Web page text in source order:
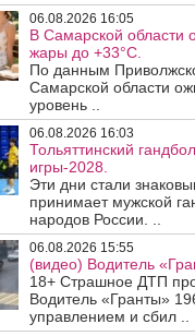
06.08.2026 16:05
В Самарской области
жары до +33°C.
По данным
Самарской области
уровень ..
06.08.2026 16:03
Тольяттинский
игры-2028.
Эти дни стали
принимает мужской
народов России. ..
06.08.2026 15:55
(видео) Водитель
18+ Страшное ДТП
Водитель «Гранты»
управлением и сбил ..